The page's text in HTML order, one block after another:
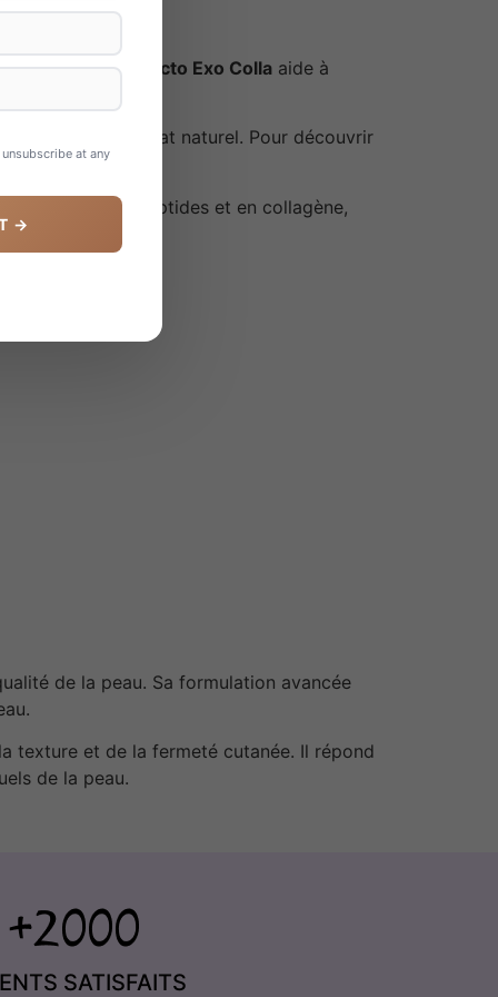
cutanée,LXC Lacto Exo Colla aide à
renforcer son éclat naturel. Pour découvrir
enrichies en peptides et en collagène,
de la peau. Sa formulation avancée
texture et de la fermeté cutanée. Il répond
de la peau.
SATISFAITS
at any
→